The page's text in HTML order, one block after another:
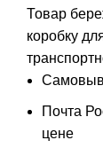
Товар
коробку
Почта
цене